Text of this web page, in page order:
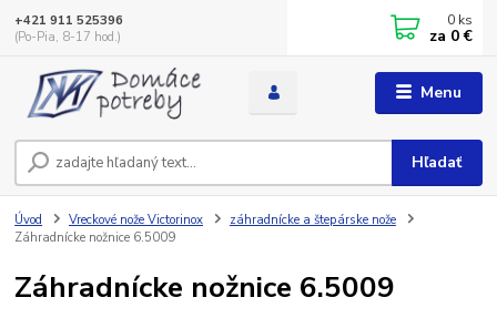
Menu
Hľadať
+421 911 525396
(Po-Pia, 8-17 hod.)
0 ks
za 0 €
Úvod Vreckové nože Victorinox
záhradnícke a štepárske nože
Záhradnícke nožnice 6.5009
Záhradnícke nožnice 6.5009